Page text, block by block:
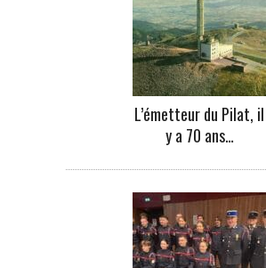
L’émetteur du Pilat, il
y a 70 ans…